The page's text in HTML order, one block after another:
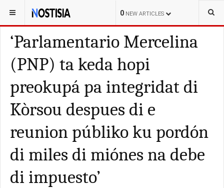
0 NEW ARTICLES
YOU ARE HERE: CURAÇAO
‘Parlamentario Mercelina
(PNP) ta keda hopi
preokupá pa integridat di
Kòrsou despues di e
reunion públiko ku pordón
di miles di miónes na debe
di impuesto’